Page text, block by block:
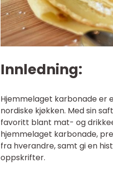
Innledning:
Hjemmelaget karbonade er
nordiske kjøkken. Med sin
favoritt blant mat- og
hjemmelaget karbonade,
fra hverandre, samt gi en
oppskrifter.